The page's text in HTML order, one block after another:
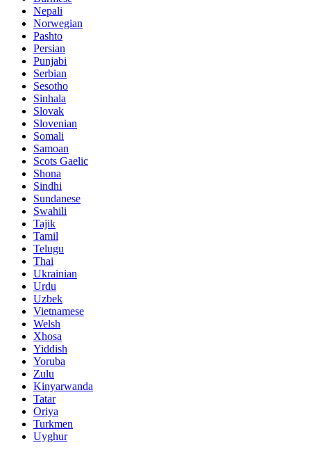
Nepali
Norwegian
Pashto
Persian
Punjabi
Serbian
Sesotho
Sinhala
Slovak
Slovenian
Somali
Samoan
Scots Gaelic
Shona
Sindhi
Sundanese
Swahili
Tajik
Tamil
Telugu
Thai
Ukrainian
Urdu
Uzbek
Vietnamese
Welsh
Xhosa
Yiddish
Yoruba
Zulu
Kinyarwanda
Tatar
Oriya
Turkmen
Uyghur